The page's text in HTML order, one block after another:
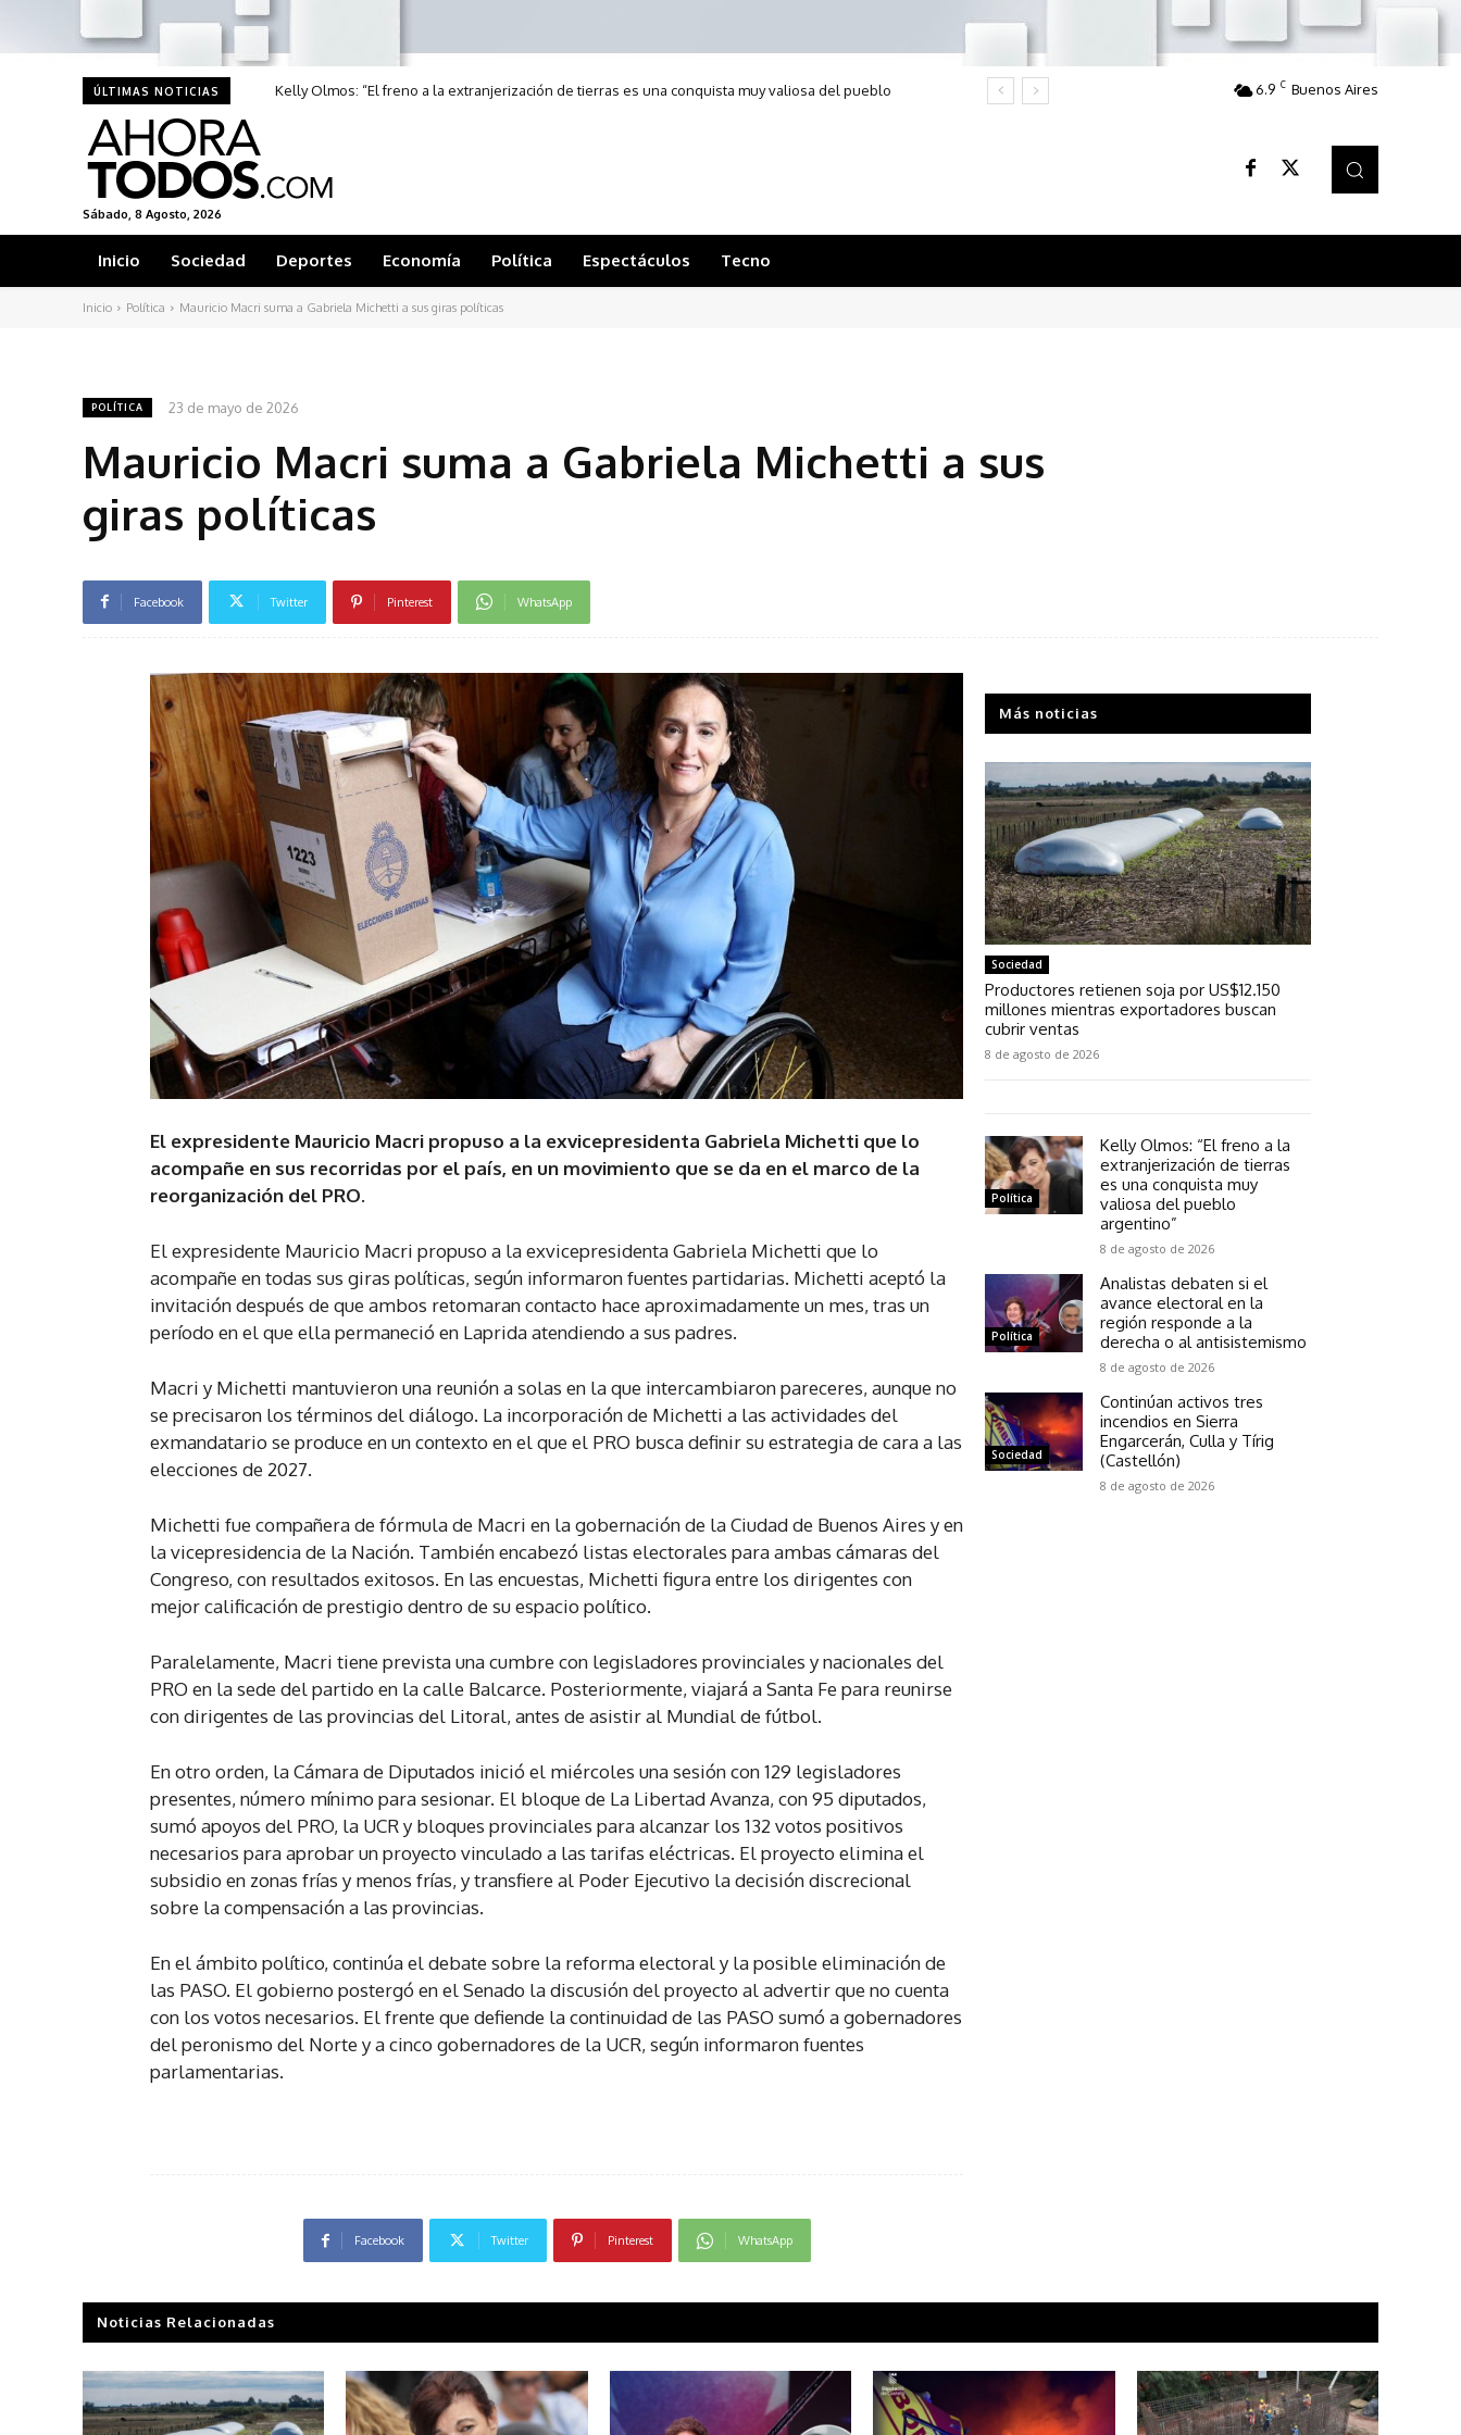
ÚLTIMAS NOTICIAS
Kelly Olmos: “El freno a la extranjerización de tierras es una conquista muy valiosa del pueblo
6.9 C Buenos Aires
Sábado, 8 Agosto, 2026
Inicio Sociedad Deportes Economía Política Espectáculos Tecno
Inicio Política Mauricio Macri suma a Gabriela Michetti a sus giras políticas
POLÍTICA 23 de mayo de 2026
Mauricio Macri suma a Gabriela Michetti a sus
giras políticas
Facebook Twitter Pinterest WhatsApp
El expresidente Mauricio Macri propuso a la exvicepresidenta Gabriela Michetti que lo
acompañe en sus recorridas por el país, en un movimiento que se da en el marco de la
reorganización del PRO.
El expresidente Mauricio Macri propuso a la exvicepresidenta Gabriela Michetti que lo
acompañe en todas sus giras políticas, según informaron fuentes partidarias. Michetti aceptó la
invitación después de que ambos retomaran contacto hace aproximadamente un mes, tras un
período en el que ella permaneció en Laprida atendiendo a sus padres.
Macri y Michetti mantuvieron una reunión a solas en la que intercambiaron pareceres, aunque no
se precisaron los términos del diálogo. La incorporación de Michetti a las actividades del
exmandatario se produce en un contexto en el que el PRO busca definir su estrategia de cara a las
elecciones de 2027.
Michetti fue compañera de fórmula de Macri en la gobernación de la Ciudad de Buenos Aires y en
la vicepresidencia de la Nación. También encabezó listas electorales para ambas cámaras del
Congreso, con resultados exitosos. En las encuestas, Michetti figura entre los dirigentes con
mejor calificación de prestigio dentro de su espacio político.
Paralelamente, Macri tiene prevista una cumbre con legisladores provinciales y nacionales del
PRO en la sede del partido en la calle Balcarce. Posteriormente, viajará a Santa Fe para reunirse
con dirigentes de las provincias del Litoral, antes de asistir al Mundial de fútbol.
En otro orden, la Cámara de Diputados inició el miércoles una sesión con 129 legisladores
presentes, número mínimo para sesionar. El bloque de La Libertad Avanza, con 95 diputados,
sumó apoyos del PRO, la UCR y bloques provinciales para alcanzar los 132 votos positivos
necesarios para aprobar un proyecto vinculado a las tarifas eléctricas. El proyecto elimina el
subsidio en zonas frías y menos frías, y transfiere al Poder Ejecutivo la decisión discrecional
sobre la compensación a las provincias.
En el ámbito político, continúa el debate sobre la reforma electoral y la posible eliminación de
las PASO. El gobierno postergó en el Senado la discusión del proyecto al advertir que no cuenta
con los votos necesarios. El frente que defiende la continuidad de las PASO sumó a gobernadores
del peronismo del Norte y a cinco gobernadores de la UCR, según informaron fuentes
parlamentarias.
Facebook Twitter Pinterest WhatsApp
Más noticias
Sociedad
Productores retienen soja por US$12.150
millones mientras exportadores buscan
cubrir ventas
8 de agosto de 2026
Política
Kelly Olmos: “El freno a la
extranjerización de tierras
es una conquista muy
valiosa del pueblo
argentino”
8 de agosto de 2026
Política
Analistas debaten si el
avance electoral en la
región responde a la
derecha o al antisistemismo
8 de agosto de 2026
Sociedad
Continúan activos tres
incendios en Sierra
Engarcerán, Culla y Tírig
(Castellón)
8 de agosto de 2026
Noticias Relacionadas